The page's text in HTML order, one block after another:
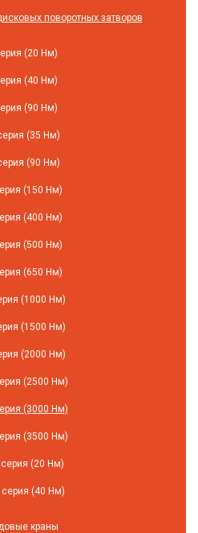
поворотных затворов
(20 Нм)
(40 Нм)
(90 Нм)
(35 Нм)
(90 Нм)
(150 Нм)
(400 Нм)
(500 Нм)
(650 Нм)
(1000 Нм)
(1500 Нм)
(2000 Нм)
(2500 Нм)
(3000 Нм)
(3500 Нм)
серия (20 Нм)
серия (40 Нм)
краны